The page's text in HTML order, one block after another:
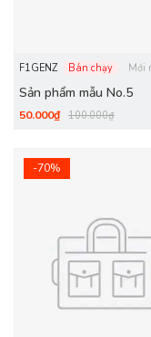
F1GENZ Bán chạy Mới
Sản phẩm mẫu No.5
50.000₫ 100.000₫
-70%